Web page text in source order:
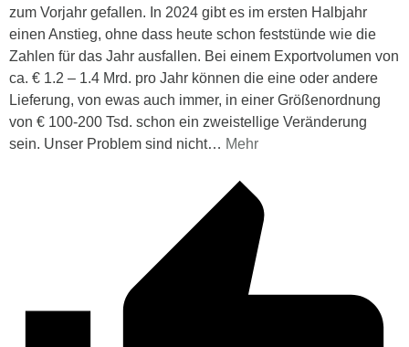
zum Vorjahr gefallen. In 2024 gibt es im ersten Halbjahr
einen Anstieg, ohne dass heute schon feststünde wie die
Zahlen für das Jahr ausfallen. Bei einem Exportvolumen von
ca. € 1.2 – 1.4 Mrd. pro Jahr können die eine oder andere
Lieferung, von ewas auch immer, in einer Größenordnung
von € 100-200 Tsd. schon ein zweistellige Veränderung
sein. Unser Problem sind nicht… Mehr